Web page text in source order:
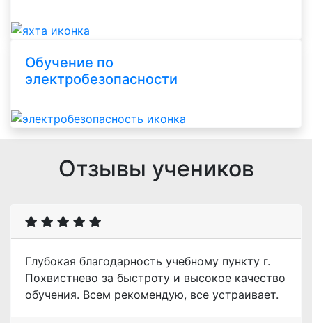
Обучение по
электробезопасности
Отзывы учеников
Глубокая благодарность учебному пункту г.
Похвистнево за быстроту и высокое качество
обучения. Всем рекомендую, все устраивает.